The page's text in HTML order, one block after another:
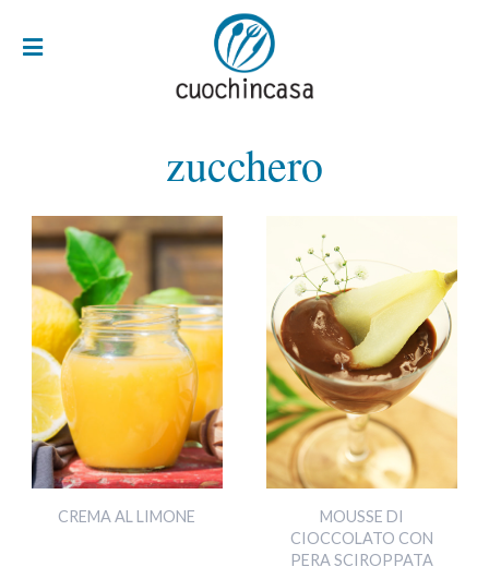
zucchero
CREMA AL LIMONE
MOUSSE DI
CIOCCOLATO CON
PERA SCIROPPATA